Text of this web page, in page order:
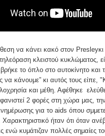
να κάνει κακό στον
κλειστού κυκλώματος,
το όπλο στο αυτοκίνητο και
να κάνουμε” κι αυτός τους
και μέθη. Αφέθηκε
2 φορές στη χώρα μας,
για το aids όπου
ήταν ότι όταν
ενώ κυμάτιζαν πολλές σημαίες